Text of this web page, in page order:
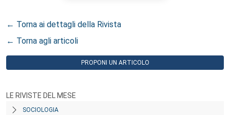
← Torna ai dettagli della Rivista
← Torna agli articoli
PROPONI UN ARTICOLO
LE RIVISTE DEL MESE
SOCIOLOGIA